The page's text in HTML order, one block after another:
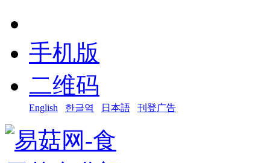
手机版
二维码
English 한글역 日本語 刊登广告